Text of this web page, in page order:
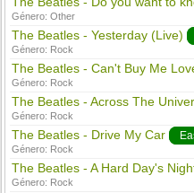
Género:Other
The Beatles - Yesterday (Live)
Género: Rock
The Beatles - Can't Buy Me
Género: Rock
The Beatles - Across The
Género: Rock
The Beatles - Drive My Car
Género: Rock
The Beatles - A Hard Day's
Género: Rock